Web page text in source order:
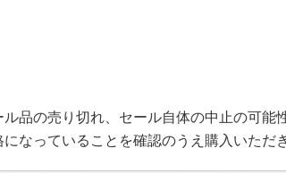
品の売り切れ、セール自体の中止の可能
なっていることを確認のうえ購入いただ